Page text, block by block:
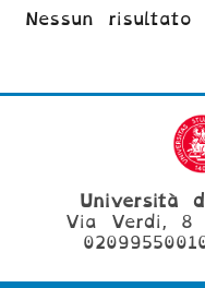
Nessun risultato
Università
Via Verdi, 8